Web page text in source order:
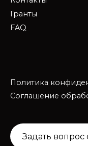
Гранты
FAQ
Политика
Соглашение
Задать вопрос